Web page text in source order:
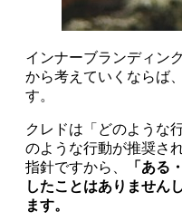
インナーブランディン
から考えていくならば
す。
クレドは「どのような
のような行動が推奨さ
指針ですから、
「ある
したことはありません
ます。